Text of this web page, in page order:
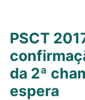
PSCT
da 2ª
espera